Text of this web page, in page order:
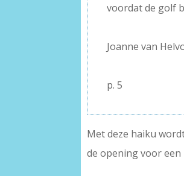
voordat de golf
Joanne van
p. 5
Met deze haiku
de opening voor